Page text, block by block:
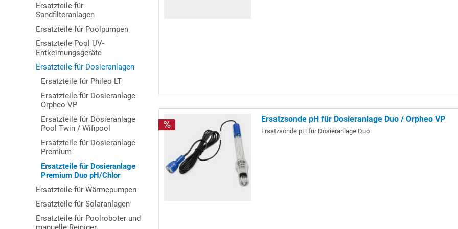
Ersatzteile für
Sandfilteranlagen
Ersatzteile für Poolpumpen
Ersatzteile Pool UV-
Entkeimungsgeräte
Ersatzteile für Dosieranlagen
Ersatzteile für Phileo LT
Ersatzteile für Dosieranlage
Orpheo VP
Ersatzteile für Dosieranlage
Pool Twin / Wifipool
Ersatzteile für Dosieranlage
Premium
Ersatzteile für Dosieranlage
Premium Duo pH/Chlor
Ersatzteile für Wärmepumpen
Ersatzteile für Solaranlagen
Ersatzteile für Poolroboter und
Ersatzsonde pH für Dosieranlage Duo / Orpheo VP
Ersatzsonde pH für Dosieranlage Duo